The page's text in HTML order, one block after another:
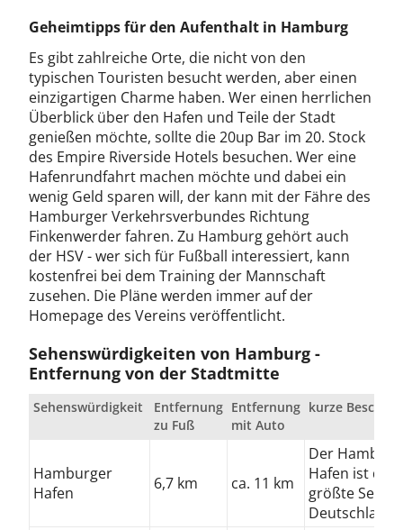
Geheimtipps für den Aufenthalt in Hamburg
Es gibt zahlreiche Orte, die nicht von den
typischen Touristen besucht werden, aber einen
einzigartigen Charme haben. Wer einen herrlichen
Überblick über den Hafen und Teile der Stadt
genießen möchte, sollte die 20up Bar im 20. Stock
des Empire Riverside Hotels besuchen. Wer eine
Hafenrundfahrt machen möchte und dabei ein
wenig Geld sparen will, der kann mit der Fähre des
Hamburger Verkehrsverbundes Richtung
Finkenwerder fahren. Zu Hamburg gehört auch
der HSV - wer sich für Fußball interessiert, kann
kostenfrei bei dem Training der Mannschaft
zusehen. Die Pläne werden immer auf der
Homepage des Vereins veröffentlicht.
Sehenswürdigkeiten von Hamburg -
Entfernung von der Stadtmitte
Sehenswürdigkeit
Entfernung
zu Fuß
Entfernung
mit Auto
kurze
Hamburger
Hafen
6,7 km ca. 11 km
Der
Hafen ist der
größte
Deutschland.